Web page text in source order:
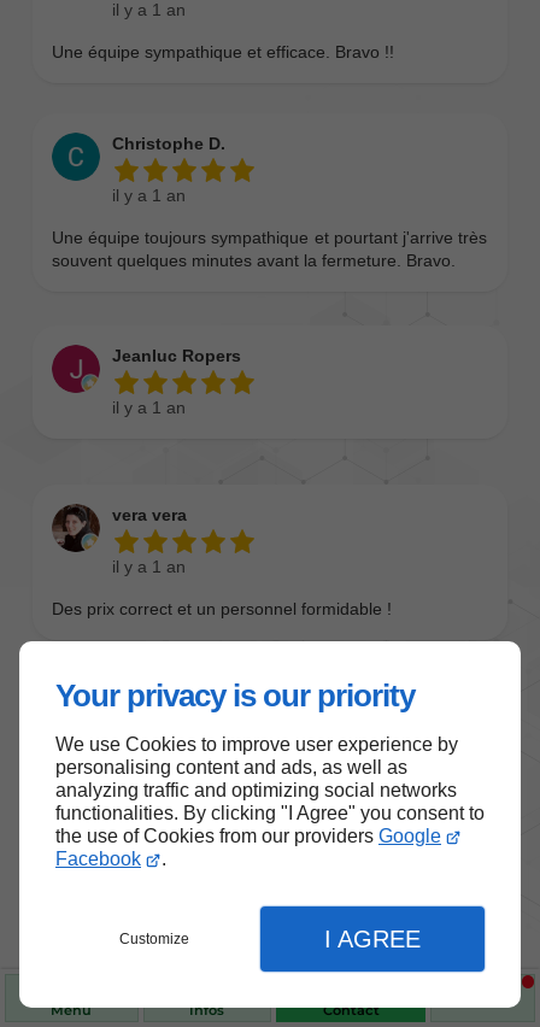
Your privacy is our priority
We use Cookies to improve user experience by
personalising content and ads, as well as
analyzing traffic and optimizing social networks
functionalities. By clicking "I Agree" you consent to
the use of Cookies from our providers Google
Facebook
.
Customize I AGREE
Menu Infos Contact
Nos produits de santé et de